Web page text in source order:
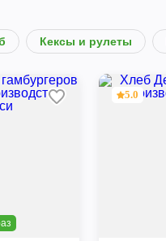
Кексы и рулеты
5.0